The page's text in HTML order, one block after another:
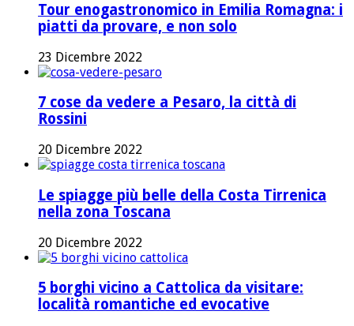
Tour enogastronomico in Emilia Romagna: i
piatti da provare, e non solo
23 Dicembre 2022
7 cose da vedere a Pesaro, la città di
Rossini
20 Dicembre 2022
Le spiagge più belle della Costa Tirrenica
nella zona Toscana
20 Dicembre 2022
5 borghi vicino a Cattolica da visitare:
località romantiche ed evocative